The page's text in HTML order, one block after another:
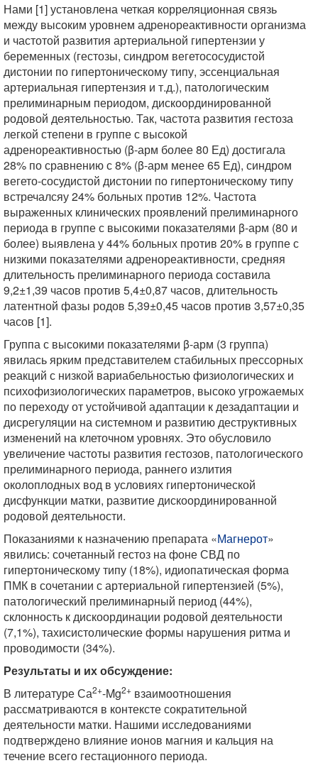
Нами [1] установлена четкая корреляционная связь
между высоким уровнем адренореактивности организма
и частотой развития артериальной гипертензии у
беременных (гестозы, синдром вегетососудистой
дистонии по гипертоническому типу, эссенциальная
артериальная гипертензия и т.д.), патологическим
прелиминарным периодом, дискоординированной
родовой деятельностью. Так, частота развития гестоза
легкой степени в группе с высокой
адренореактивностью (β-арм более 80 Ед) достигала
28% по сравнению с 8% (β-арм менее 65 Ед), синдром
вегето-сосудистой дистонии по гипертоническому типу
встречалсяу 24% больных против 12%. Частота
выраженных клинических проявлений прелиминарного
периода в группе с высокими показателями β-арм (80 и
более) выявлена у 44% больных против 20% в группе с
низкими показателями адренореактивности, средняя
длительность прелиминарного периода составила
9,2±1,39 часов против 5,4±0,87 часов, длительность
латентной фазы родов 5,39±0,45 часов против 3,57±0,35
часов [1].
Группа с высокими показателями β-арм (3 группа)
явилась ярким представителем стабильных прессорных
реакций с низкой вариабельностью физиологических и
психофизиологических параметров, высоко угрожаемых
по переходу от устойчивой адаптации к дезадаптации и
дисрегуляции на системном и развитию деструктивных
изменений на клеточном уровнях. Это обусловило
увеличение частоты развития гестозов, патологического
прелиминарного периода, раннего излития
околоплодных вод в условиях гипертонической
дисфункции матки, развитие дискоординированной
родовой деятельности.
Показаниями к назначению препарата «Магнерот»
явились: сочетанный гестоз на фоне СВД по
гипертоническому типу (18%), идиопатическая форма
ПМК в сочетании с артериальной гипертензией (5%),
патологический прелиминарный период (44%),
склонность к дискоординации родовой деятельности
(7,1%), тахисистолические формы нарушения ритма и
проводимости (34%).
Результаты и их обсуждение:
В литературе Са2+-Mg2+ взаимоотношения
рассматриваются в контексте сократительной
деятельности матки. Нашими исследованиями
подтверждено влияние ионов магния и кальция на
течение всего гестационного периода.